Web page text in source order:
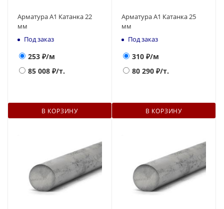
Арматура А1 Катанка 22
мм
Под заказ
253 ₽/м
85 008 ₽/т.
В КОРЗИНУ
Арматура А1 Катанка 25
мм
Под заказ
310 ₽/м
80 290 ₽/т.
В КОРЗИНУ